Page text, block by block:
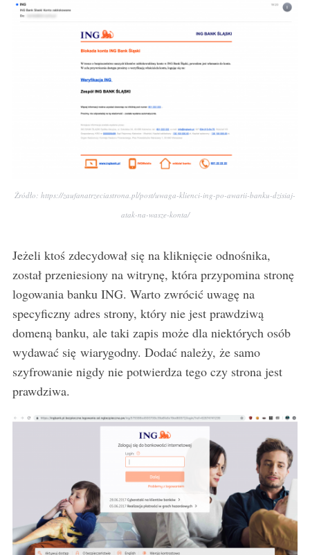
Źródło: https://zaufanatrzeciastrona.pl/post/uwaga-klienci-ing-po-awarii-banku-dzisiaj-
atak-na-wasze-konta/
Jeżeli ktoś zdecydował się na kliknięcie odnośnika,
został przeniesiony na witrynę, która przypomina stronę
logowania banku ING. Warto zwrócić uwagę na
specyficzny adres strony, który nie jest prawdziwą
domeną banku, ale taki zapis może dla niektórych osób
wydawać się wiarygodny. Dodać należy, że samo
szyfrowanie nigdy nie potwierdza tego czy strona jest
prawdziwa.